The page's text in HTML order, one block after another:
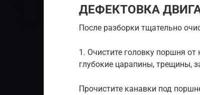
ДЕФЕКТОВКА
После разборки тщательно
1. Очистите головку поршня
глубокие царапины, трещины,
Прочистите канавки под